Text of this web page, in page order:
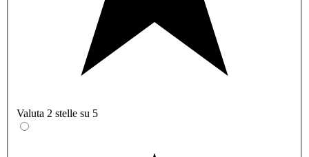
Valuta 2 stelle su 5